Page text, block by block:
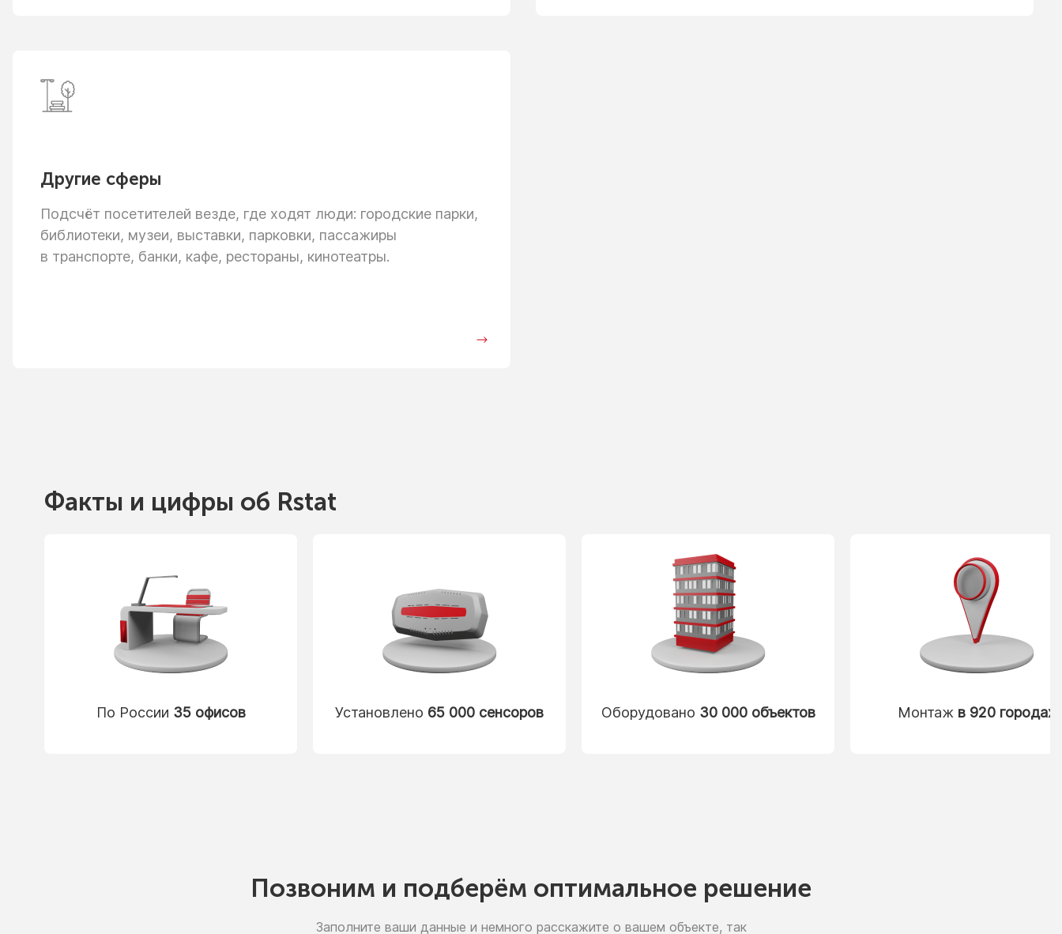
Другие сферы
Подсчёт посетителей везде, где ходят люди: городские парки,
библиотеки, музеи, выставки, парковки, пассажиры
в транспорте, банки, кафе, рестораны, кинотеатры.
Факты и цифры об Rstat
По России 35 офисов Установлено 65 000 сенсоров Оборудовано 30 000 объектов Монтаж в 920 городах
Позвоним и подберём оптимальное решение
Заполните ваши данные и немного расскажите о вашем объекте, так